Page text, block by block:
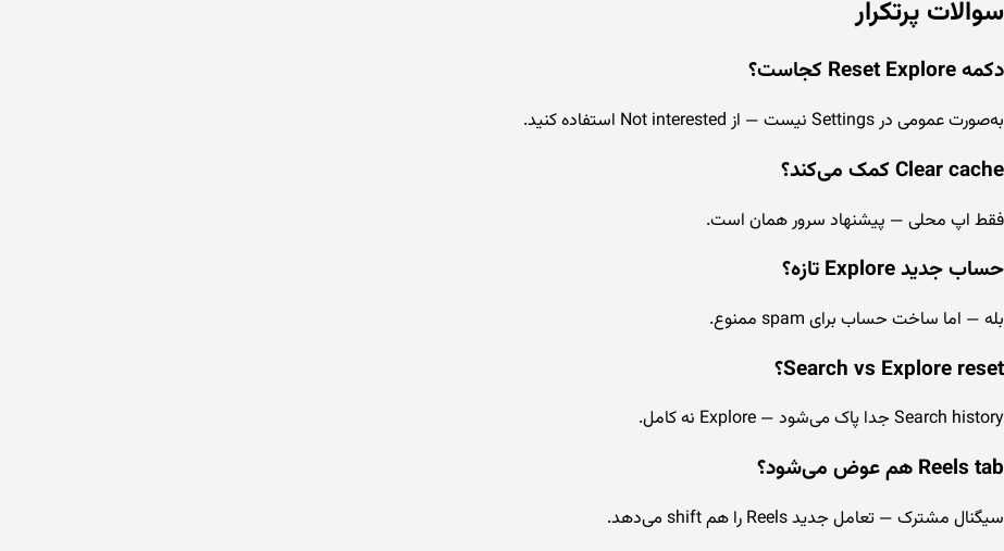
سوالات پرتکرار
دکمه Reset Explore کجاست؟
به‌صورت عمومی در Settings نیست — از Not interested استفاده کنید.
Clear cache کمک می‌کند؟
فقط اپ محلی — پیشنهاد سرور همان است.
حساب جدید Explore تازه؟
بله — اما ساخت حساب برای spam ممنوع.
Search vs Explore reset؟
Search history جدا پاک می‌شود — Explore نه کامل.
Reels tab هم عوض می‌شود؟
سیگنال مشترک — تعامل جدید Reels را هم shift می‌دهد.